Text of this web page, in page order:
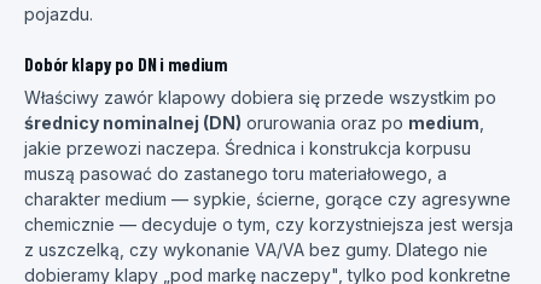
pojazdu.
Dobór klapy po DN i medium
Właściwy zawór klapowy dobiera się przede wszystkim po
średnicy nominalnej (DN) orurowania oraz po medium
jakie przewozi naczepa. Średnica i konstrukcja korpusu
muszą pasować do zastanego toru materiałowego, a
charakter medium — sypkie, ścierne, gorące czy agresywne
chemicznie — decyduje o tym, czy korzystniejsza jest wersja
z uszczelką, czy wykonanie VA/VA bez gumy. Dlatego nie
dobieramy klapy „pod markę naczepy", tylko pod konkretne